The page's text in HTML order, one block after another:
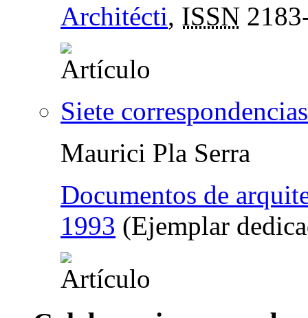
Architécti, ISSN
Siete
Maurici Pla Serra
Documentos de
1993 (Ejemplar